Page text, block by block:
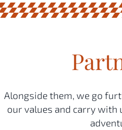
Alongside them, we go
our values and carry with